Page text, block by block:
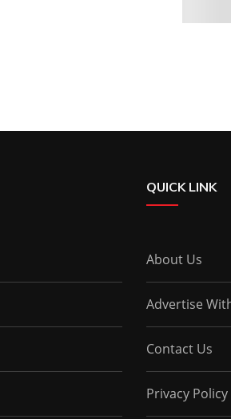
QUICK LINK
About Us
Advertise
Contact Us
Privacy Policy